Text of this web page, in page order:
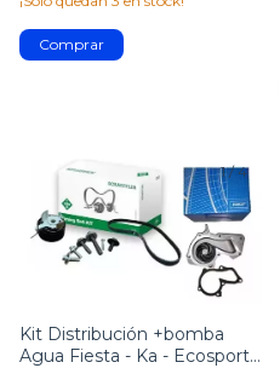
1/4
Kit Distribución +bomba
Agua Fiesta - Ka - Ecosport